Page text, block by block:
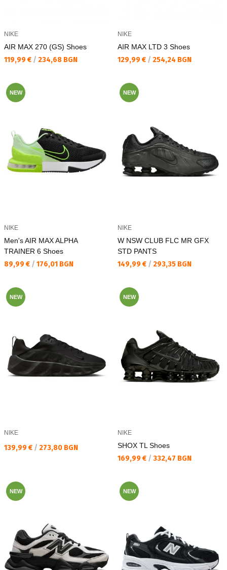
NIKE
AIR MAX 270 (GS) Shoes
Текуща цена:
119,99 € / 234,68 BGN
NIKE
AIR MAX LTD 3 Shoes
Текуща цена:
129,99 € / 254,24 BGN
NEW
NIKE
Men's AIR MAX ALPHA
TRAINER 6 Shoes
Текуща цена:
89,99 € / 176,01 BGN
NEW
NIKE
W NSW CLUB FLC MR GFX
STD PANTS
Текуща цена:
149,99 € / 293,35 BGN
NEW
NIKE
Текуща цена:
139,99 € / 273,80 BGN
NEW
NIKE
SHOX TL Shoes
Текуща цена:
169,99 € / 332,47 BGN
NEW NEW